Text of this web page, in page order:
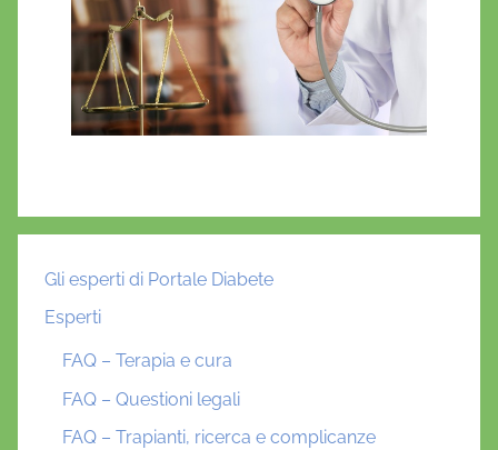
Gli esperti di Portale Diabete
Esperti
FAQ – Terapia e cura
FAQ – Questioni legali
FAQ – Trapianti, ricerca e complicanze